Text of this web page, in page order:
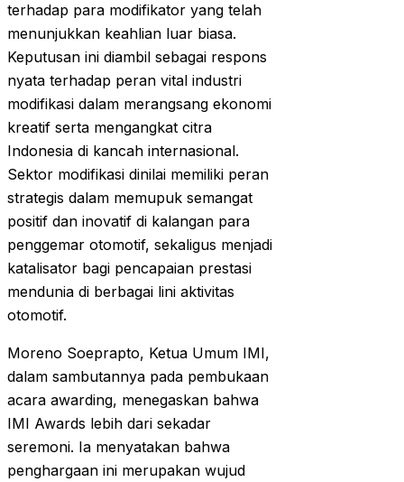
terhadap para modifikator yang telah
menunjukkan keahlian luar biasa.
Keputusan ini diambil sebagai respons
nyata terhadap peran vital industri
modifikasi dalam merangsang ekonomi
kreatif serta mengangkat citra
Indonesia di kancah internasional.
Sektor modifikasi dinilai memiliki peran
strategis dalam memupuk semangat
positif dan inovatif di kalangan para
penggemar otomotif, sekaligus menjadi
katalisator bagi pencapaian prestasi
mendunia di berbagai lini aktivitas
otomotif.
Moreno Soeprapto, Ketua Umum IMI,
dalam sambutannya pada pembukaan
acara awarding, menegaskan bahwa
IMI Awards lebih dari sekadar
seremoni. Ia menyatakan bahwa
penghargaan ini merupakan wujud